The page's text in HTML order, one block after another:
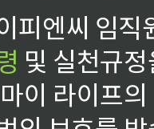
피엔씨 임
및 실천규
이 라이프